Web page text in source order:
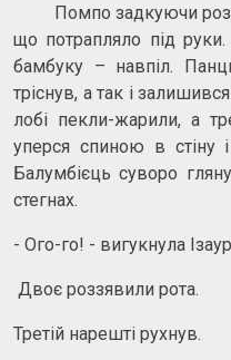
Помпо задкуючи
що потрапляло під
бамбуку – навпіл.
тріснув, а так і
лобі пекли-жарили, а
уперся спиною в стіну
Балумбієць суворо
стегнах.
- Ого-го! - вигукнула
Двоє роззявили рота.
Третій нарешті рухнув.